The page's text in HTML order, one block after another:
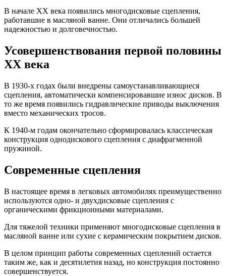
В начале XX века появились многодисковые сцепления,
работавшие в масляной ванне. Они отличались большей
надежностью и долговечностью.
Усовершенствования первой половины
XX века
В 1930-х годах были внедрены самоустанавливающиеся
сцепления, автоматически компенсировавшие износ дисков. В
то же время появились гидравлические приводы выключения
вместо механических тросов.
К 1940-м годам окончательно сформировалась классическая
конструкция однодискового сцепления с диафрагменной
пружиной.
Современные сцепления
В настоящее время в легковых автомобилях преимущественно
используются одно- и двухдисковые сцепления с
органическими фрикционными материалами.
Для тяжелой техники применяют многодисковые сцепления в
масляной ванне или сухие с керамическим покрытием дисков.
В целом принцип работы современных сцеплений остается
таким же, как и десятилетия назад, но конструкция постоянно
совершенствуется.